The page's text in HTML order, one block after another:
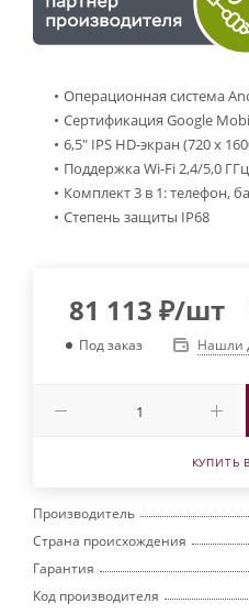
Операционная система
Сертификация Google
6,5" IPS HD-экран (720 х
Поддержка Wi-Fi 2,4/5,0
Комплект 3 в 1: телефон,
Степень защиты IP68
81 113 ₽/шт
Под заказ Нашли
КУПИТЬ
Производитель
Страна происхождения
Гарантия
Код производителя